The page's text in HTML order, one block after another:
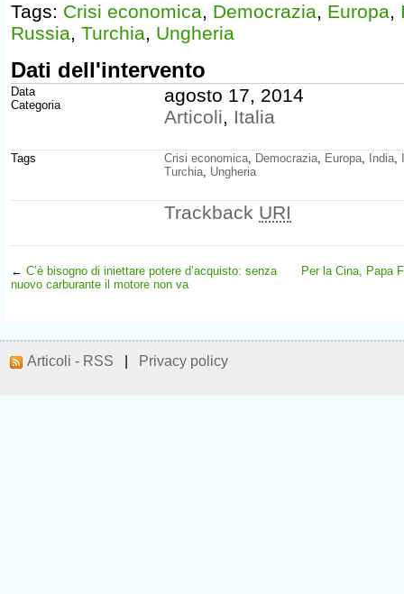
Tags: Crisi economica, Democrazia, Europa,
Russia, Turchia, Ungheria
Dati dell'intervento
Data
Categoria
agosto 17, 2014
Articoli, Italia
Tags Crisi economica, Democrazia, Europa, India,
Turchia, Ungheria
Trackback URI
← C’è bisogno di iniettare potere d’acquisto: senza
nuovo carburante il motore non va
Per la Cina, Papa
Articoli - RSS Privacy policy